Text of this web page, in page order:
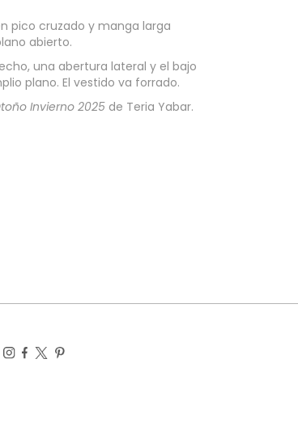
pico cruzado y manga larga
abierto.
una abertura lateral y el bajo
plano. El vestido va forrado.
Invierno 2025de Teria Yabar.